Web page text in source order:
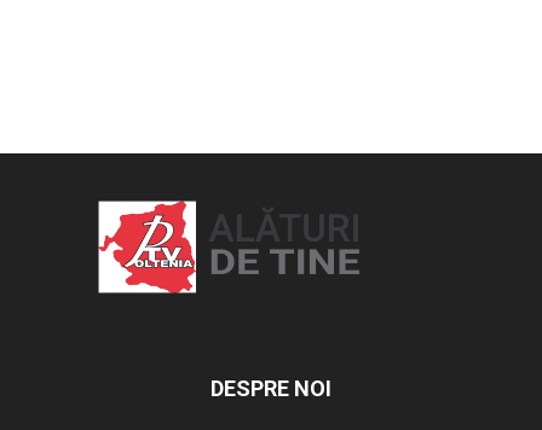
DESPRE NOI